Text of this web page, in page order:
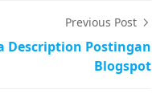
Previous Post
Description Postingan
Blogspot